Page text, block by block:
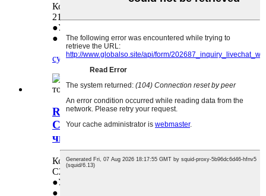
Колдонулушу керек: Ricoh Sp-200 210 210
213
●Узак өмүр
● Заводдон түз сатуу
суроомайда-чүйдөсүнө чейин
Ricoh MP C2030 C2050 C2350
C2550 үчүн тонер картриджинин
чипи
Колдонулушу керек: Ricoh MP C2030 C2050
C2350 C2550
●Узак өмүр
● Заводдон түз сатуу